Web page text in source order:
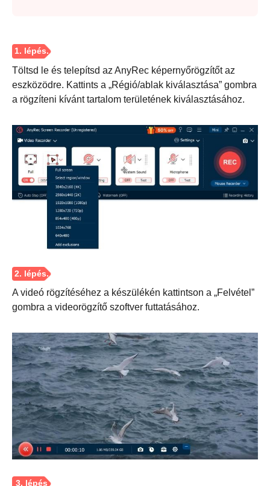
1. lépés.
Töltsd le és telepítsd az AnyRec képernyőrögzítőt az
eszközödre. Kattints a „Régió/ablak kiválasztása” gombra
a rögzíteni kívánt tartalom területének kiválasztásához.
A videó rögzítéséhez a készülékén kattintson a „Felvétel”
gombra a videorögzítő szoftver futtatásához.